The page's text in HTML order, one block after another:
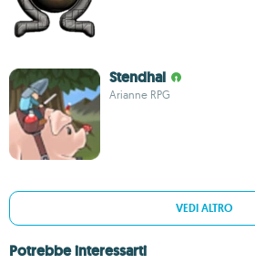
Stendhal
Arianne RPG
VEDI ALTRO
Potrebbe interessarti